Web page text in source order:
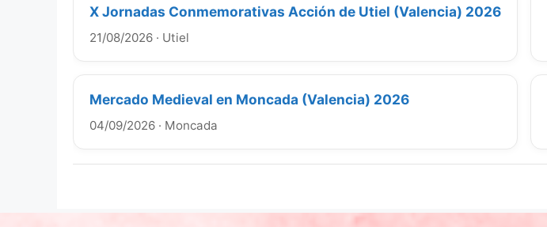
X Jornadas Conmemorativas Acción de Utiel (Valencia) 2026
21/08/2026 · Utiel
Mercado Medieval en Moncada (Valencia) 2026
04/09/2026 · Moncada